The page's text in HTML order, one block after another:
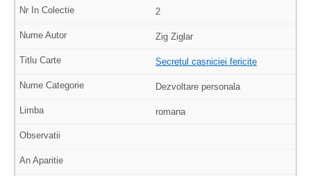
2
Zig Ziglar
Secretul casniciei fericite
Dezvoltare personala
romana